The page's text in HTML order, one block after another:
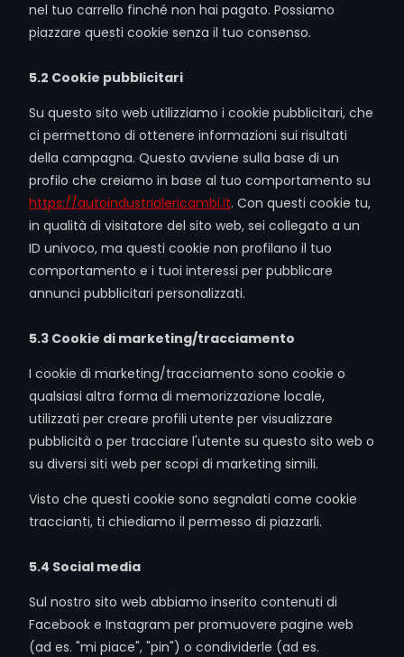
nel tuo carrello finché non hai pagato. Possiamo
piazzare questi cookie senza il tuo consenso.
5.2 Cookie pubblicitari
Su questo sito web utilizziamo i cookie pubblicitari, che
ci permettono di ottenere informazioni sui risultati
della campagna. Questo avviene sulla base di un
profilo che creiamo in base al tuo comportamento su
https://autoindustrialericambi.it. Con questi cookie tu,
in qualità di visitatore del sito web, sei collegato a un
ID univoco, ma questi cookie non profilano il tuo
comportamento e i tuoi interessi per pubblicare
annunci pubblicitari personalizzati.
5.3 Cookie di marketing/tracciamento
I cookie di marketing/tracciamento sono cookie o
qualsiasi altra forma di memorizzazione locale,
utilizzati per creare profili utente per visualizzare
pubblicità o per tracciare l'utente su questo sito web o
su diversi siti web per scopi di marketing simili.
Visto che questi cookie sono segnalati come cookie
traccianti, ti chiediamo il permesso di piazzarli.
5.4 Social media
Sul nostro sito web abbiamo inserito contenuti di
Facebook e Instagram per promuovere pagine web
(ad es. "mi piace", "pin") o condividerle (ad es.